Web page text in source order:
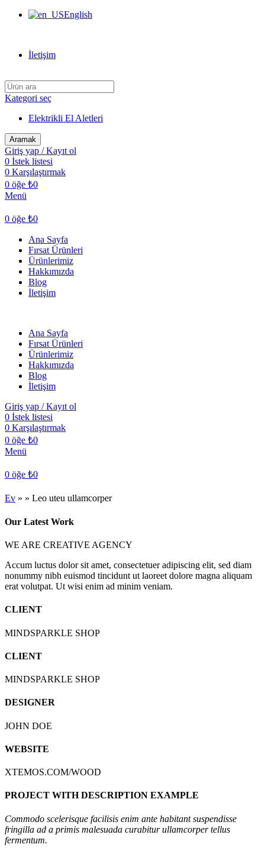
English
İletişim
Kategori seç
Elektrikli El Aletleri
Aramak
Giriş yap / Kayıt ol
0 İstek listesi
0 Karşılaştırmak
0 öğe ₺0
Menü
0 öğe ₺0
Ana Sayfa
Fırsat Ürünleri
Ürünlerimiz
Hakkımızda
Blog
İletişim
Ana Sayfa
Fırsat Ürünleri
Ürünlerimiz
Hakkımızda
Blog
İletişim
Giriş yap / Kayıt ol
0 İstek listesi
0 Karşılaştırmak
0 öğe ₺0
Menü
0 öğe ₺0
Ev » » Leo uteu ullamcorper
Our Latest Work
WE ARE CREATIVE AGENCY
Accum luctus dolor sit amet, consectetuer adipiscing elit, sed diam
nonummy nibh euismod tincidunt ut laoreet dolore magna aliquam
erat volutpat. Ut wisi enim ad minim veniam.
CLIENT
MINDSPARKLE SHOP
CLIENT
MINDSPARKLE SHOP
DESIGNER
JOHN DOE
WEBSITE
XTEMOS.COM/WOOD
PROJECT WITH DESCRIPTION EXAMPLE
Commodo scelerisque facilisis enim ante habitant suspendisse
fringilla ad a primis malesuada curabitur ullamcorper tellus
fermentum.